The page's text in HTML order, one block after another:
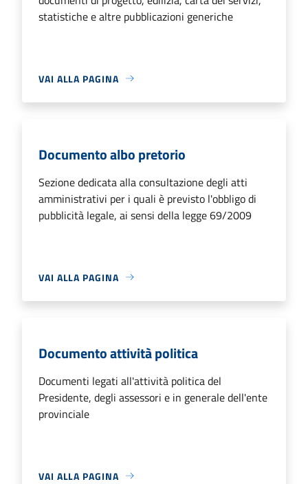
statistiche e altre pubblicazioni generiche
VAI ALLA PAGINA
Documento albo pretorio
Sezione dedicata alla consultazione degli atti
amministrativi per i quali è previsto l'obbligo di
pubblicità legale, ai sensi della legge 69/2009
VAI ALLA PAGINA
Documento attività politica
Documenti legati all'attività politica del
Presidente, degli assessori e in generale dell'ente
provinciale
VAI ALLA PAGINA